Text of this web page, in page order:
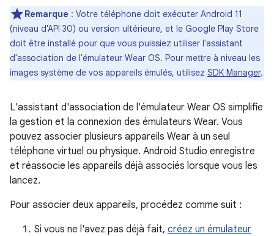
Remarque : Votre téléphone doit exécuter Android 11
(niveau d'API 30) ou version ultérieure, et le Google Play Store
doit être installé pour que vous puissiez utiliser l'assistant
d'association de l'émulateur Wear OS. Pour mettre à niveau les
images système de vos appareils émulés, utilisez SDK Manager.
L'assistant d'association de l'émulateur Wear OS simplifie
la gestion et la connexion des émulateurs Wear. Vous
pouvez associer plusieurs appareils Wear à un seul
téléphone virtuel ou physique. Android Studio enregistre
et réassocie les appareils déjà associés lorsque vous les
lancez.
Pour associer deux appareils, procédez comme suit :
Si vous ne l'avez pas déjà fait, créez un émulateur